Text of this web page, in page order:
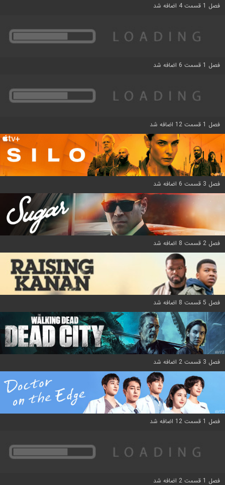
فصل 1 قسمت 4 اضافه شد
فصل 1 قسمت 6 اضافه شد
فصل 1 قسمت 12 اضافه شد
فصل 3 قسمت 6 اضافه شد
فصل 2 قسمت 8 اضافه شد
فصل 5 قسمت 8 اضافه شد
فصل 3 قسمت 2 اضافه شد
فصل 1 قسمت 12 اضافه شد
فصل 1 قسمت 2 اضافه شد